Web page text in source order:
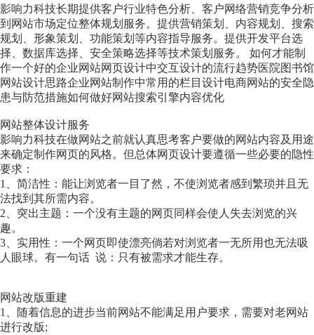
影响力科技长期提供客户行业特色分析、客户网络营销竞争分析
到网站市场定位整体规划服务。提供营销策划、内容规划、搜索
规划、形象策划、功能策划等内容指导服务。提供开发平台选
择、数据库选择、安全策略选择等技术策划服务。 如何才能制
作一个好的企业网站网页设计中交互设计的流行趋势医院图书馆
网站设计思路企业网站制作中常用的栏目设计电商网站的安全隐
患与防范措施如何做好网站搜索引擎内容优化
网站整体设计服务
影响力科技在做网站之前就认真思考客户要做的网站内容及用途
来确定制作网页的风格。但总体网页设计要遵循一些必要的隐性
要求：
1、简洁性：能让浏览者一目了然，不使浏览者感到繁琐并且无
法找到其所需内容。
2、突出主题：一个没有主题的网页同样会使人失去浏览的兴
趣。
3、实用性：一个网页即使漂亮倘若对浏览者一无所用也无法吸
人眼球。有一句话 说：只有被需求才能生存。
网站改版重建
1、随着信息的进步当前网站不能满足用户要求，需要对老网站
进行改版;